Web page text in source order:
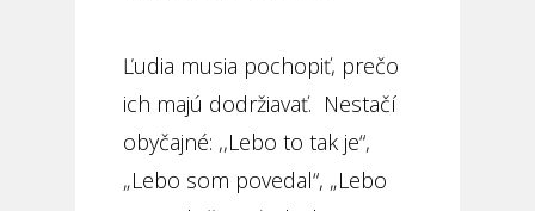
Ľudia musia pochopiť, prečo
ich majú dodržiavať. Nestačí
obyčajné: ,,Lebo to tak je“,
„Lebo som povedal“, „Lebo